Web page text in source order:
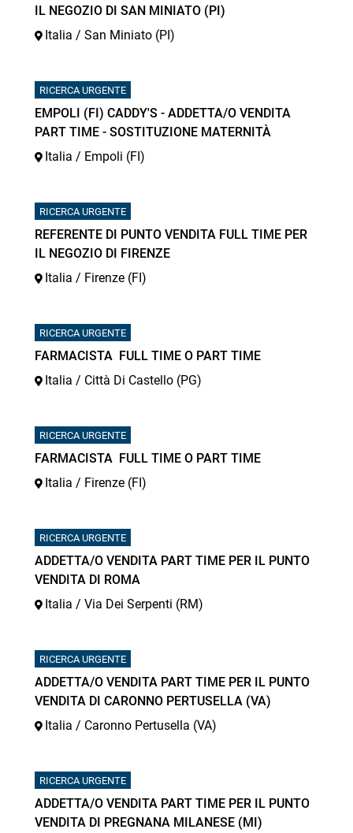
IL NEGOZIO DI SAN MINIATO (PI)
Italia / San Miniato (PI)
RICERCA URGENTE
EMPOLI (FI) CADDY'S - ADDETTA/O VENDITA
PART TIME - SOSTITUZIONE MATERNITÀ
Italia / Empoli (FI)
RICERCA URGENTE
REFERENTE DI PUNTO VENDITA FULL TIME PER
IL NEGOZIO DI FIRENZE
Italia / Firenze (FI)
RICERCA URGENTE
FARMACISTA FULL TIME O PART TIME
Italia / Città Di Castello (PG)
RICERCA URGENTE
FARMACISTA FULL TIME O PART TIME
Italia / Firenze (FI)
RICERCA URGENTE
ADDETTA/O VENDITA PART TIME PER IL PUNTO
VENDITA DI ROMA
Italia / Via Dei Serpenti (RM)
RICERCA URGENTE
ADDETTA/O VENDITA PART TIME PER IL PUNTO
VENDITA DI CARONNO PERTUSELLA (VA)
Italia / Caronno Pertusella (VA)
RICERCA URGENTE
ADDETTA/O VENDITA PART TIME PER IL PUNTO
VENDITA DI PREGNANA MILANESE (MI)